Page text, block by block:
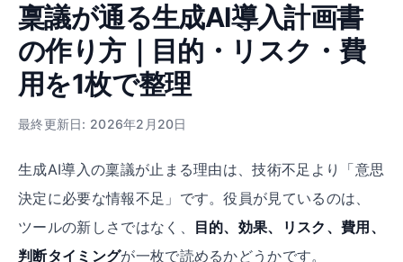
稟議が通る生成AI導入計画書
の作り方｜目的・リスク・費
用を1枚で整理
最終更新日: 2026年2月20日
生成AI導入の稟議が止まる理由は、技術不足より「意思
決定に必要な情報不足」です。役員が見ているのは、
ツールの新しさではなく、
目的、効果、リスク、費用、
判断タイミングが一枚で読めるかどうかです。